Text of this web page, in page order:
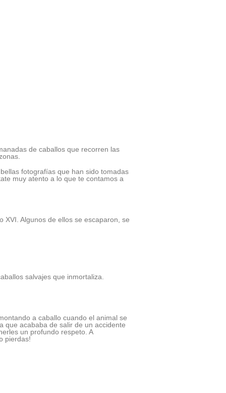
de caballos que recorren las
fotografías que han sido tomadas
muy atento a lo que te contamos a
Algunos de ellos se escaparon, se
salvajes que inmortaliza.
a caballo cuando el animal se
que acababa de salir de un accidente
un profundo respeto. A
pierdas!